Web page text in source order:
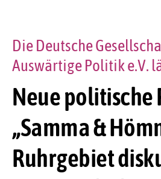
Neue politische
„Samma &
Ruhrgebiet
Die Deutsche
Auswärtige Politik e.V.